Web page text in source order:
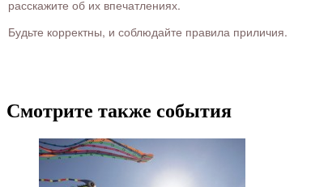
расскажите об их впечатлениях.
Будьте корректны, и соблюдайте правила приличия.
Смотрите также события